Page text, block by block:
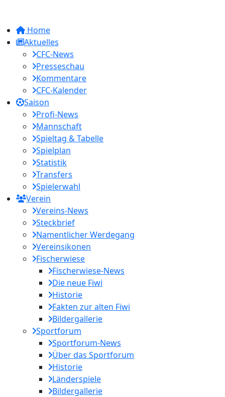
Home
Aktuelles
CFC-News
Presseschau
Kommentare
CFC-Kalender
Saison
Profi-News
Mannschaft
Spieltag & Tabelle
Spielplan
Statistik
Transfers
Spielerwahl
Verein
Vereins-News
Steckbrief
Namentlicher Werdegang
Vereinsikonen
Fischerwiese
Fischerwiese-News
Die neue Fiwi
Historie
Fakten zur alten Fiwi
Bildergallerie
Sportforum
Sportforum-News
Über das Sportforum
Historie
Länderspiele
Bildergallerie